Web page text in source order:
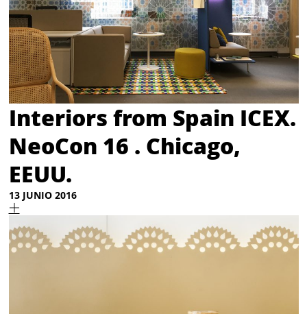
Interiors from Spain ICEX.
NeoCon 16 . Chicago,
EEUU.
13 JUNIO 2016